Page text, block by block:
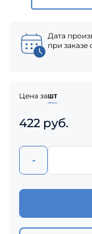
Дата
при заказе
Цена зашт
422 руб.
-